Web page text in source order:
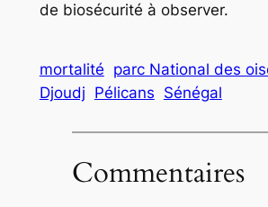
de biosécurité à observer.
mortalité parc National des
Djoudj Pélicans Sénégal
Commentaires